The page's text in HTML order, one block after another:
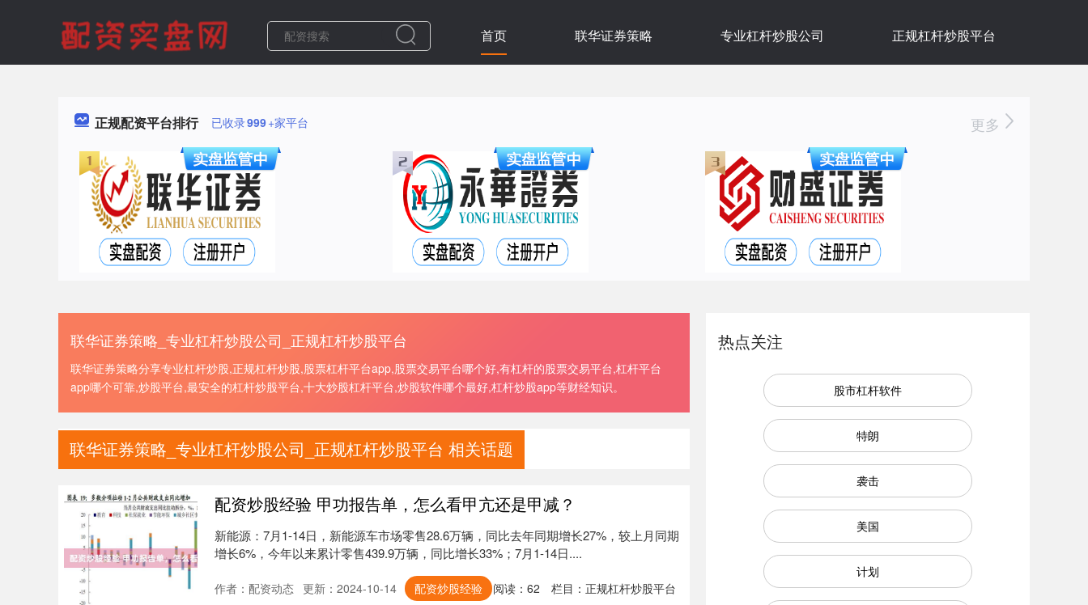
首页 联华证券策略 专业杠杆炒股公司 正规杠杆炒股平台
正规配资平台排行 已收录999+家平台 更多
联华证券策略_专业杠杆炒股公司_正规杠杆炒股平台
联华证券策略分享专业杠杆炒股,正规杠杆炒股,股票杠杆平台app,股票交易平台哪个好,有杠杆的股票交易平台,杠杆平台
app哪个可靠,炒股平台,最安全的杠杆炒股平台,十大炒股杠杆平台,炒股软件哪个最好,杠杆炒股app等财经知识。
联华证券策略_专业杠杆炒股公司_正规杠杆炒股平台 相关话题
配资炒股经验 甲功报告单，怎么看甲亢还是甲减？
新能源：7月1-14日，新能源车市场零售28.6万辆，同比去年同期增长27%，较上月同期
增长6%，今年以来累计零售439.9万辆，同比增长33%；7月1-14日....
作者：配资动态 更新：2024-10-14 配资炒股经验 阅读： 62 栏目： 正规杠杆炒股平台
热点关注
股市杠杆软件
特朗
袭击
美国
计划